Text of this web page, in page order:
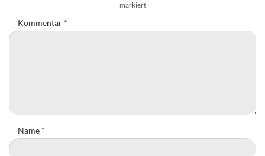
markiert
Kommentar *
Name *